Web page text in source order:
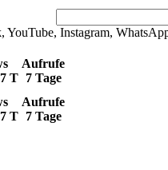
YouTube, Instagram,
T
Aufrufe
7 Tage
T
Aufrufe
7 Tage